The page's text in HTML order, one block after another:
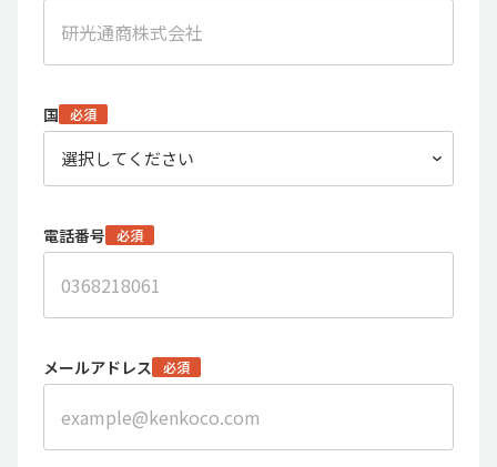
国 必須
電話番号 必須
メールアドレス 必須